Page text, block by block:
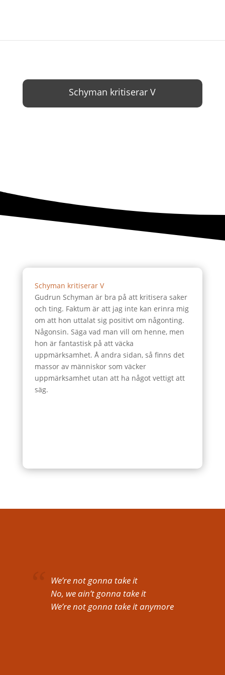
Schyman kritiserar V
Schyman kritiserar V
Gudrun Schyman är bra på att kritisera saker
och ting. Faktum är att jag inte kan erinra mig
om att hon uttalat sig positivt om någonting.
Någonsin. Säga vad man vill om henne, men
hon är fantastisk på att väcka
uppmärksamhet. Å andra sidan, så finns det
massor av människor som väcker
uppmärksamhet utan att ha något vettigt att
säg.
We’re not gonna take it
No, we ain’t gonna take it
We’re not gonna take it anymore